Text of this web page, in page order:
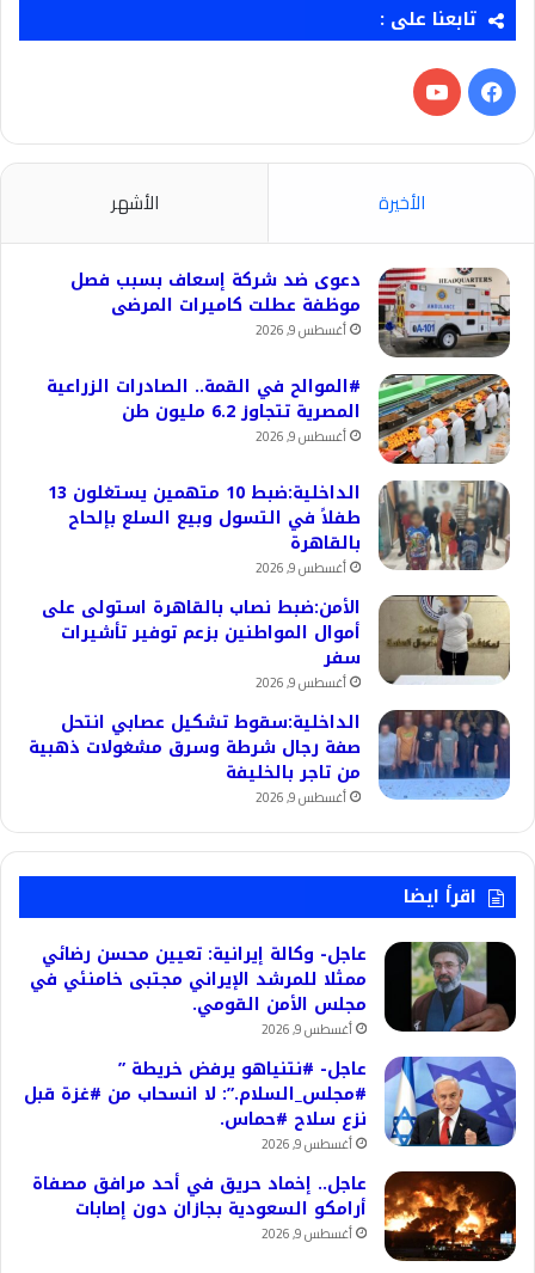
تابعنا على :
فيسبوك‫YouTube
الأخيرة الأشهر
دعوى ضد شركة إسعاف بسبب فصل
موظفة عطلت كاميرات المرضى
أغسطس 9, 2026
#الموالح في القمة.. الصادرات الزراعية
المصرية تتجاوز 6.2 مليون طن
أغسطس 9, 2026
الداخلية:ضبط 10 متهمين يستغلون 13
طفلاً في التسول وبيع السلع بإلحاح
بالقاهرة
أغسطس 9, 2026
الأمن:ضبط نصاب بالقاهرة استولى على
أموال المواطنين بزعم توفير تأشيرات
سفر
أغسطس 9, 2026
الداخلية:سقوط تشكيل عصابي انتحل
صفة رجال شرطة وسرق مشغولات ذهبية
من تاجر بالخليفة
أغسطس 9, 2026
اقرأ ايضا
عاجل- وكالة إيرانية: تعيين محسن رضائي
ممثلا للمرشد الإيراني مجتبى خامنئي في
مجلس الأمن القومي.
أغسطس 9, 2026
عاجل- #نتنياهو يرفض خريطة ”
#مجلس_السلام.”: لا انسحاب من #غزة قبل
نزع سلاح #حماس.
أغسطس 9, 2026
عاجل.. إخماد حريق في أحد مرافق مصفاة
أرامكو السعودية بجازان دون إصابات
أغسطس 9, 2026